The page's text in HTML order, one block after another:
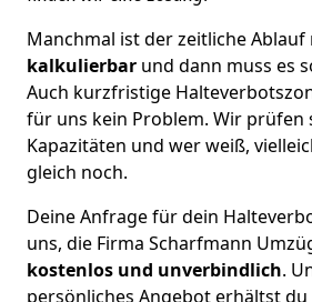
Manchmal ist der zeitliche
kalkulierbar und dann muss es
Auch kurzfristige
für uns kein Problem. Wir prüfen
Kapazitäten und wer weiß,
gleich noch.
Deine Anfrage für dein
uns, die Firma Scharfmann
kostenlos und unverbindlich.
persönliches Angebot erhältst